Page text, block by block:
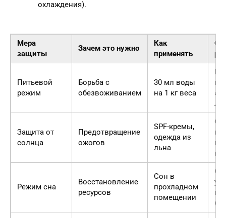
охлаждения).
Мера
защиты
Зачем это нужно
Как
применять
Питьевой
режим
Борьба с
обезвоживанием
30 мл воды
на 1 кг веса
Защита от
солнца
Предотвращение
ожогов
SPF-кремы,
одежда из
льна
Режим сна
Восстановление
ресурсов
Сон в
прохладном
помещении